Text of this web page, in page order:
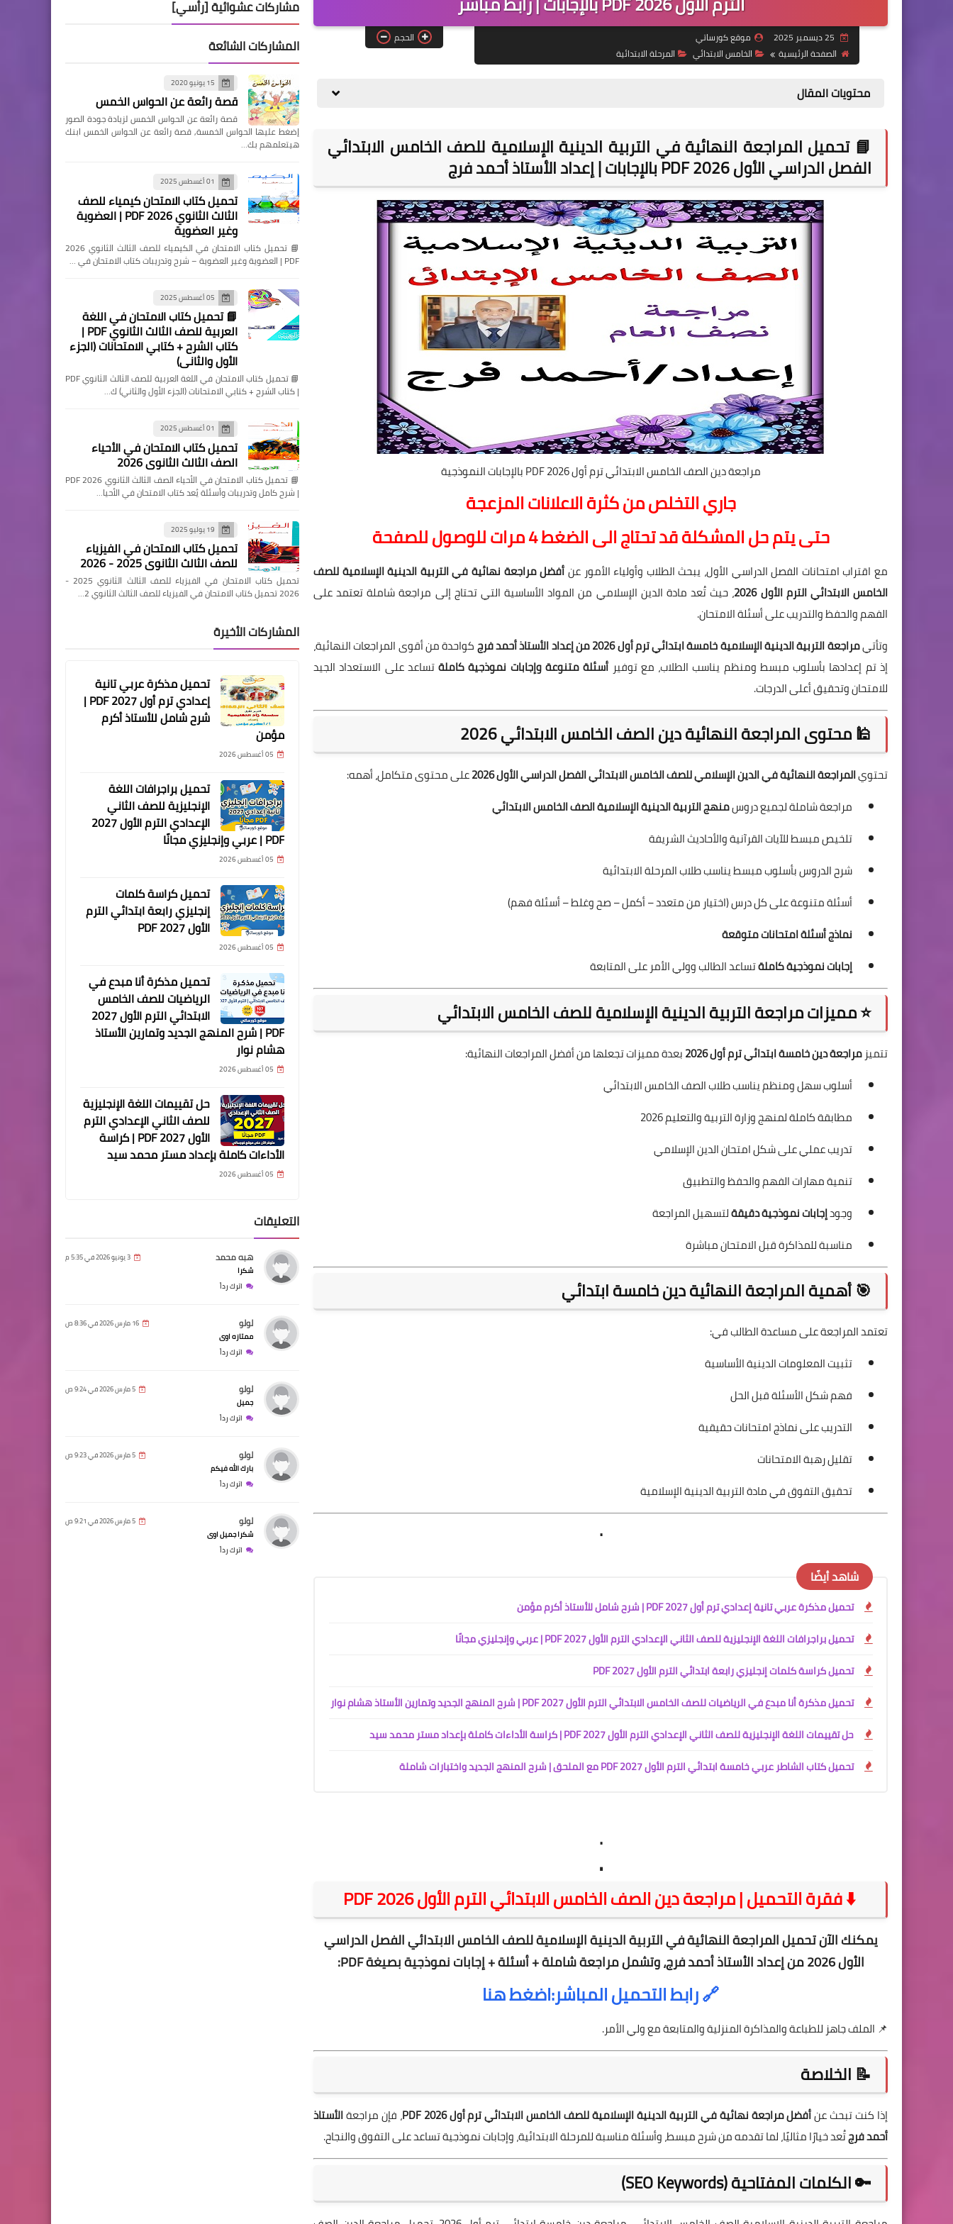
موقع كورساتي
الصفحة الرئيسية
الخامس الابتدائي المرحلة الابتدائية
الحجم
محتويات المقال
📘 تحميل المراجعة النهائية في التربية الدينية الإسلامية للصف الخامس الابتدائي
الفصل الدراسي الأول 2026 PDF بالإجابات | إعداد الأستاذ أحمد فرج
مراجعة دين الصف الخامس الابتدائي ترم أول 2026 PDF بالإجابات النموذجية
جاري التخلص من كثرة الاعلانات المزعجة
حتى يتمحل المشكلة قد تحتاج الى الضغط 4 مرات للوصول للصف حة
مع اقتراب امتحانات الفصل الدراسي الأول، يبحث الطلاب وأولياء الأمور عنأفضل مراجعة نهائية في التربية الدينية الإسلامية للصف
الخامس الابتدائي الترم الأول 2026
، حيث تُعد مادة الدين الإسلامي من المواد الأساسية التي تحتاج إلى مراجعة شاملة تعتمد على
الفهم والحفظ والتدريب على أسئلة الامتحان.
وتأتيمراجعة التربية الدينية الإسلامية خامسة ابتدائي ترم أول 2026 من إعداد الأستاذ أحمد فرج
كواحدة من أقوى المراجعات النهائية،
إذ تم إعدادها بأسلوب مبسط ومنظم يناسب الطلاب، مع توفير أسئلة متنوعة وإجابات نموذجية كاملةتساعد على الاستعداد الجيد
للامتحان وتحقيق أعلى الدرجات.
🕌 محتوى المراجعة النهائية دين الصف الخامس الابتدائي 2026
تحتويالمراجعة النهائية في الدين الإسلامي للصف الخامس الابتدائي الفصل الدراسي الأول 2026
على محتوى متكامل، أهمه:
مراجعة شاملة لجميع دروسمنهج التربية الدينية الإسلامية الصف الخامس الابتدائي
تلخيص مبسط للآيات القرآنية والأحاديث الشريفة
شرح الدروس بأسلوب مبسط يناسب طلاب المرحلة الابتدائية
أسئلة متنوعة على كل درس (اختيار من متعدد – أكمل – صح وغلط – أسئلة فهم)
نماذج أسئلة امتحانات متوقعة
إجابات نموذجية كاملةتساعد الطالب وولي الأمر على المتابعة
⭐ مميزات مراجعة التربية الدينية الإسلامية للصف الخامس الابتدائي
تتميزمراجعة دين خامسة ابتدائي ترم أول 2026
بعدة مميزات تجعلها من أفضل المراجعات النهائية:
أسلوب سهل ومنظم يناسب طلاب الصف الخامس الابتدائي
مطابقة كاملة لمنهج وزارة التربية والتعليم 2026
تدريب عملي على شكل امتحان الدين الإسلامي
تنمية مهارات الفهم والحفظ والتطبيق
وجودإجابات نموذجية دقيقةلتسهيل المراجعة
مناسبة للمذاكرة قبل الامتحان مباشرة
🎯 أهمية المراجعة النهائية دين خامسة ابتدائي
تعتمد المراجعة على مساعدة الطالب في:
تثبيت المعلومات الدينية الأساسية
فهم شكل الأسئلة قبل الحل
التدريب على نماذج امتحانات حقيقية
تقليل رهبة الامتحانات
تحقيق التفوق في مادة التربية الدينية الإسلامية
.
شاهد أيضًا
تحميل مذكرة عربي تانية إعدادي ترم أول 2027 PDF | شرح شامل للأستاذ أكرم مؤمن
تحميل براجرافات اللغة الإنجليزية للصف الثاني الإعدادي الترم الأول 2027 PDF | عربي وإنجليزي مجانًا
تحميل كراسة كلمات إنجليزي رابعة ابتدائي الترم الأول 2027 PDF
تحميل مذكرة أنا مبدع في الرياضيات للصف الخامس الابتدائي الترم الأول 2027 PDF | شرح المنهج الجديد وتمارين الأستاذ هشام نوار
حل تقييمات اللغة الإنجليزية للصف الثاني الإعدادي الترم الأول 2027 PDF | كراسة الأداءات كاملة بإعداد مستر محمد سيد
تحميل كتاب الشاطر عربي خامسة ابتدائي الترم الأول 2027 PDF مع الملحق | شرح المنهج الجديد واختبارات شاملة
.
.
⬇️ فقرة التحميل | مراجعة دين الصف الخامس الابتدائي الترم الأول 2026 PDF
يمكنك الآنتحميل المراجعة النهائية في التربية الدينية الإسلامية للصف الخامس الابتدائي الفصل الدراسي
الأول 2026
من إعداد الأستاذ أحمد فرج، وتشملمراجعة شاملة + أسئلة + إجابات نموذجيةبصيغة PDF:
🔗رابط التحميل المباشر:اضغط هنا
📌 الملف جاهز للطباعة والمذاكرة المنزلية والمتابعة مع ولي الأمر.
📝 الخلاصة
إذا كنت تبحث عنأفضل مراجعة نهائية في التربية الدينية الإسلامية للصف الخامس الابتدائي ترم أول 2026 PDF ، فإن مراجعةالأستاذ
أحمد فرجتُعد خيارًا مثاليًا، لما تقدمه من شرح مبسط، وأسئلة مناسبة للمرحلة الابتدائية، وإجابات نموذجية تساعد على التفوق والنجاح.
🔑 الكلمات المفتاحية (SEO Keywords)
مشاركات عشوائية [رأسي]
المشاركات الشائعة
15 يونيو 2020
قصة رائعة عن الحواس الخمس
قصة رائعة عن الحواس الخمس لزيادة جودة الصور
إضغط عليها الحواس الخمسة, قصة رائعة عن الحواس الخمس ابنك
هيتعلمهم بك…
01 أغسطس 2025
تحميل كتاب الامتحان كيمياء للصف
الثالث الثانوي 2026 PDF | العضوية
وغير العضوية
📘 تحميل كتاب الامتحان في الكيمياء للصف الثالث الثانوي 2026
PDF | العضوية وغير العضوية – شرح وتدريبات كتاب الامتحان في …
05 أغسطس 2025
📘 تحميل كتاب الامتحان في اللغة
العربية للصف الثالث الثانوي PDF |
كتاب الشرح + كتابي الامتحانات (الجزء
الأول والثاني)
📘 تحميل كتاب الامتحان في اللغة العربية للصف الثالث الثانوي PDF
| كتاب الشرح + كتابي الامتحانات (الجزء الأول والثاني) ك…
01 أغسطس 2025
تحميل كتاب الامتحان في الأحياء
الصف الثالث الثانوي 2026
📘 تحميل كتاب الامتحان في الأحياء الصف الثالث الثانوي 2026 PDF
| شرح كامل وتدريبات وأسئلة يُعد كتاب الامتحان في الأحيا…
19 يوليو 2025
تحميل كتاب الامتحان في الفيزياء
للصف الثالث الثانوي 2025 - 2026
تحميل كتاب الامتحان في الفيزياء للصف الثالث الثانوي 2025 -
2026 تحميل كتاب الامتحان في الفيزياء للصف الثالث الثانوي 2…
المشاركات الأخيرة
تحميل مذكرة عربي تانية
إعدادي ترم أول 2027 PDF |
شرح شامل للأستاذ أكرم
مؤمن
05 أغسطس 2026
تحميل براجرافات اللغة
الإنجليزية للصف الثاني
الإعدادي الترم الأول 2027
PDF | عربي وإنجليزي مجانًا
05 أغسطس 2026
تحميل كراسة كلمات
إنجليزي رابعة ابتدائي الترم
الأول 2027 PDF
05 أغسطس 2026
تحميل مذكرة أنا مبدع في
الرياضيات للصف الخامس
الابتدائي الترم الأول 2027
PDF | شرح المنهج الجديد وتمارين الأستاذ
هشام نوار
05 أغسطس 2026
حل تقييمات اللغة الإنجليزية
للصف الثاني الإعدادي الترم
الأول 2027 PDF | كراسة
الأداءات كاملة بإعداد مستر محمد سيد
05 أغسطس 2026
التعليقات
هبه محمد 3 يونيو 2026 في 5:35 م
شكرا
اترك رداً
لولو 16 مارس 2026 في 8:36 ص
ممتازه اوى
اترك رداً
لولو 5 مارس 2026 في 9:24 ص
جميل
اترك رداً
لولو 5 مارس 2026 في 9:23 ص
بارك الله فيكم
اترك رداً
لولو 5 مارس 2026 في 9:21 ص
شكرا جميل اوى
اترك رداً